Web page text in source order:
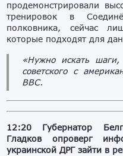
продемонстрировали
тренировок в
полковника, сейчас
которые подходят для
«Нужно искать
советского с
ВВС.
12:20 Губернатор
Гладков опроверг
украинской ДРГ зайти в